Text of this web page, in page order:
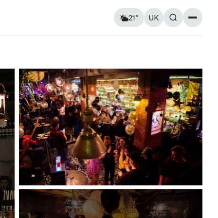
21° UK
Архітектура
Вулиці та площі
Мурали
Пам’ятники
на
пам’ять
Практичні поради
Повітряна тривога
Карта укриттів
Метро Києва
Корисні застосунки для
туристів
Правила в’їзду до України
Вологість: 84%
Вт11
17° — 34°
Ср12
15° — 25°